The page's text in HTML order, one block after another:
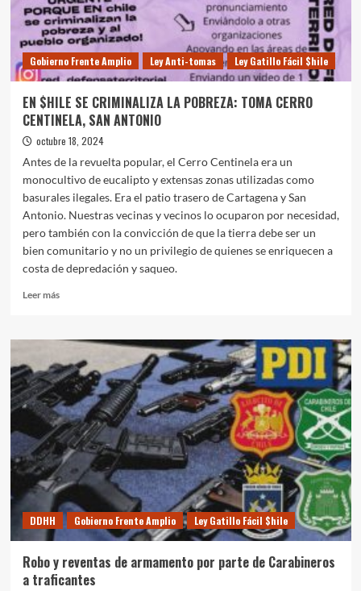
Gobierno Frente Amplio Ley Anti-tomas Ley Gatillo Fácil $hile
EN $HILE SE CRIMINALIZA LA POBREZA: TOMA CERRO
CENTINELA, SAN ANTONIO
octubre 18, 2024
Antes de la revuelta popular, el Cerro Centinela era un
monocultivo de eucalipto y extensas zonas utilizadas como
basurales ilegales. Era el patio trasero de Cartagena y San
Antonio. Nuestras vecinas y vecinos lo ocuparon por necesidad,
pero también con la convicción de que la tierra debe ser un
bien comunitario y no un privilegio de quienes se enriquecen a
costa de depredación y saqueo.
Leer másLeer
EN
SE
CRIMINALIZA
LA
POBREZA:
TOMA
CERRO
CENTINELA,
SAN
ANTONIO
DDHH Gobierno Frente Amplio Ley Gatillo Fácil $hile
Robo y reventas de armamento por parte de Carabineros
a traficantes